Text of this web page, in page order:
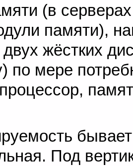
(в
памяти),
жёстких
по мере
Под